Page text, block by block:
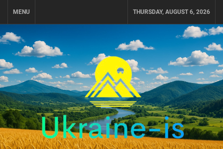
MENU THURSDAY, AUGUST 6, 2026